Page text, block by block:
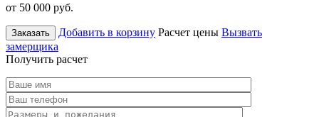
от 50 000 руб.
Заказать Добавить в корзину Расчет цены Вызвать
замерщика
Получить расчет